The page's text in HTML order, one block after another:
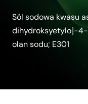
Sól sodowa kwasu
dihydroksyetylo]-
olan sodu; E301